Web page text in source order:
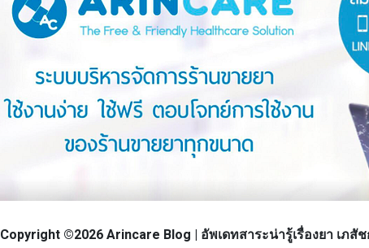
Copyright ©2026 Arincare Blog | อัพเดทสาระน่ารู้เรื่องยา เภ